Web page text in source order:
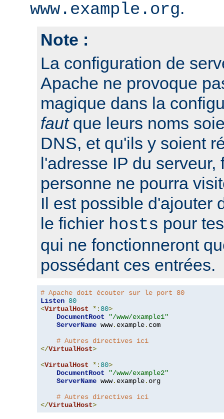
www.example.org.
Note :
La configuration de
Apache ne provoque
magique dans la
fautque leurs noms
DNS, et qu'ils y soient
l'adresse IP du serveur,
personne ne pourra
Il est possible d'ajouter
le fichier hosts pour
qui ne fonctionneront
possédant ces entrées.
# Apache doit écouter sur le port 80
Listen 80
<VirtualHost *: 80>
DocumentRoot
"/www/example1"
ServerName www. example. com
# Autres directives ici
</VirtualHost>
<VirtualHost *: 80>
DocumentRoot
"/www/example2"
ServerName www. example. org
# Autres directives ici
</VirtualHost>